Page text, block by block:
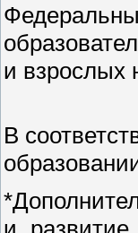
и взрослых
В